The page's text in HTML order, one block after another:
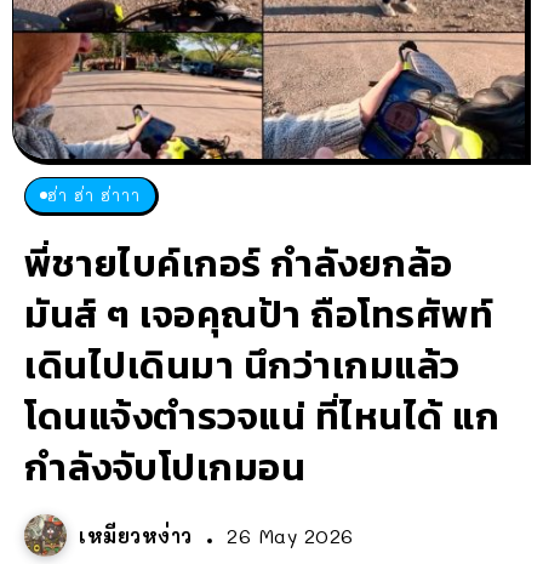
ฮ่า ฮ่า ฮ่าาา
พี่ชายไบค์เกอร์ กำลังยกล้อ
มันส์ ๆ เจอคุณป้า ถือโทรศัพท์
เดินไปเดินมา นึกว่าเกมแล้ว
โดนแจ้งตำรวจแน่ ที่ไหนได้ แก
กำลังจับโปเกมอน
เหมียวหง่าว 26 May 2026